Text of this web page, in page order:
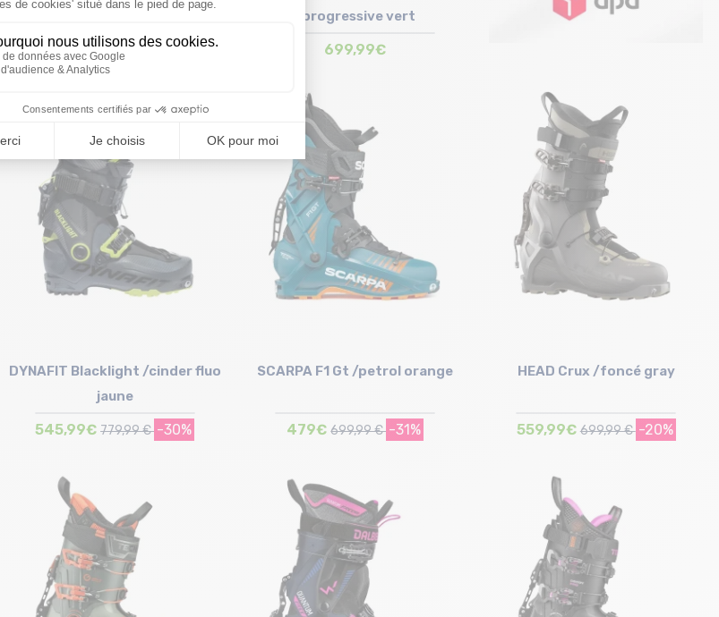
Taille en stock
grilamid noir
939€ 999,99 €-6%
Taille en stock
26.5 cm | 28.5 cm
/progressive vert
699,99€
Taille en stock
26.5 cm | 27 cm | 28 cm | 29.5 cm
DYNAFIT Blacklight /cinder fluo
jaune
545,99€ 779,99 € -30%
Taille en stock
26 cm | 30 cm
SCARPA F1 Gt /petrol orange
479€ 699,99 € -31%
25/25.5 cm | 27/27.5 cm
HEAD Crux /foncé gray
559,99€ 699,99 € -20%